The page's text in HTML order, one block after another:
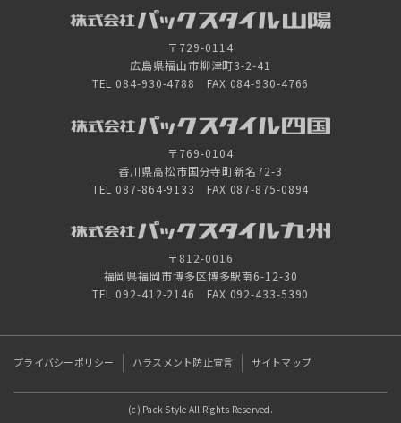
〒729-0114
広島県福山市柳津町3-2-41
TEL 084-930-4788 FAX 084-930-4766
〒769-0104
香川県高松市国分寺町新名72-3
TEL 087-864-9133 FAX 087-875-0894
〒812-0016
福岡県福岡市博多区博多駅南6-12-30
TEL 092-412-2146 FAX 092-433-5390
プライバシーポリシー ハラスメント防止宣言 サイトマップ
(c) Pack Style All Rights Reserved.